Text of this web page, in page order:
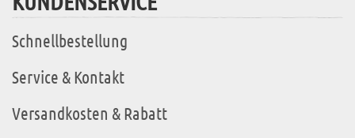
Schnellbestellung
Service & Kontakt
Versandkosten & Rabatt